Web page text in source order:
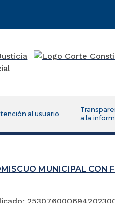
al usuario
a la
MUNICIPAL CON